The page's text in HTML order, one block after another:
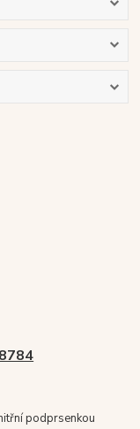
podprsenkou